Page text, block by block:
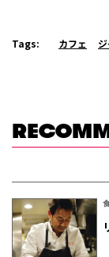
Tags: カフェ